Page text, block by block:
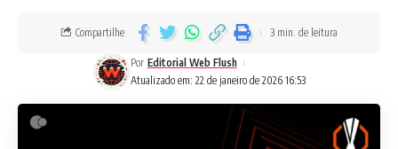
Atualizado em: 22 de janeiro de 2026 16:53
Por Editorial Web Flush
Compartilhe 3 min. de leitura